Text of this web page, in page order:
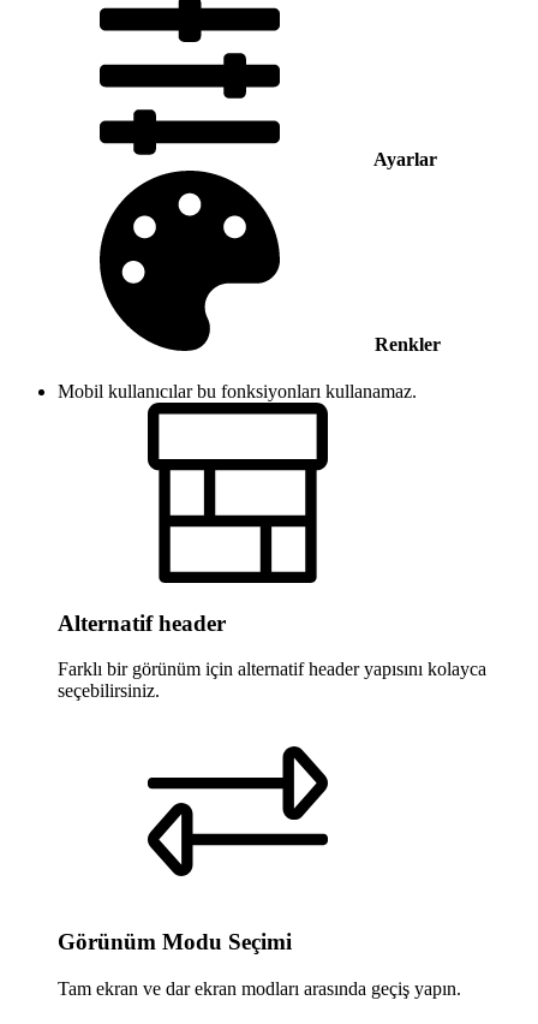
Ayarlar
Renkler
Mobil kullanıcılar bu fonksiyonları kullanamaz.
Alternatif header
Farklı bir görünüm için alternatif header yapısını kolayca
seçebilirsiniz.
Görünüm Modu Seçimi
Tam ekran ve dar ekran modları arasında geçiş yapın.